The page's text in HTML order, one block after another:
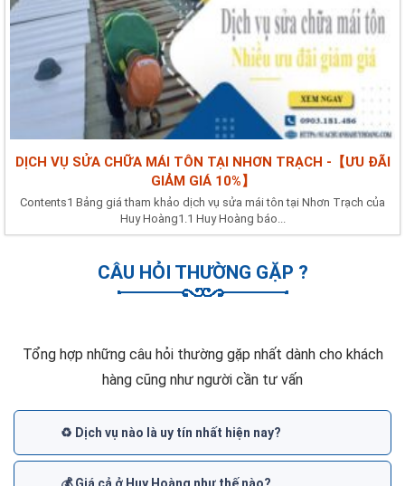
DỊCH VỤ SỬA CHỮA MÁI TÔN TẠI NHƠN TRẠCH -【ƯU ĐÃI
GIẢM GIÁ 10%】
Contents1 Bảng giá tham khảo dịch vụ sửa mái tôn tại Nhơn Trạch của
Huy Hoàng1.1 Huy Hoàng báo...
CÂU HỎI THƯỜNG GẶP ?
Tổng hợp những câu hỏi thường gặp nhất dành cho khách
hàng cũng như người cần tư vấn
♻️ Dịch vụ nào là uy tín nhất hiện nay?
💰 Giá cả ở Huy Hoàng như thế nào?